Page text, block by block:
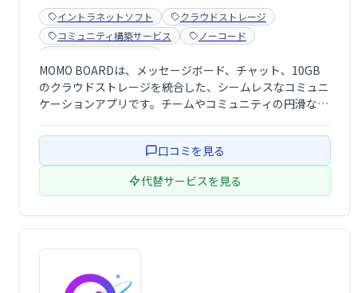
イントラネットソフト
クラウドストレージ
コミュニティ構築サービス
ノーコード
MOMO BOARDは、メッセージボード、チャット、10GB
のクラウドストレージを統合した、シームレスなコミュニ
ケーションアプリです。チームやコミュニティの円滑な情
り取り、ファイルの共有、共同作業を一つのアプリで効率
的に行い、生産性向上に貢献しま …
口コミを見る
代替サービスを見る